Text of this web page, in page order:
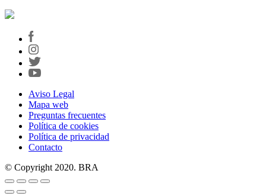
Aviso Legal
Mapa web
Preguntas frecuentes
Política de cookies
Política de privacidad
Contacto
© Copyright 2020. BRA